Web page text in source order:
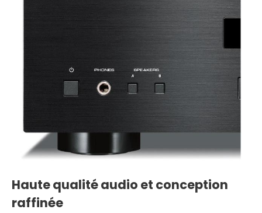
Haute qualité audio et conception
raffinée